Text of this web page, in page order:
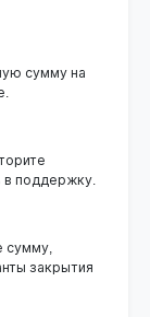
сумму на
в поддержку.
сумму,
закрытия